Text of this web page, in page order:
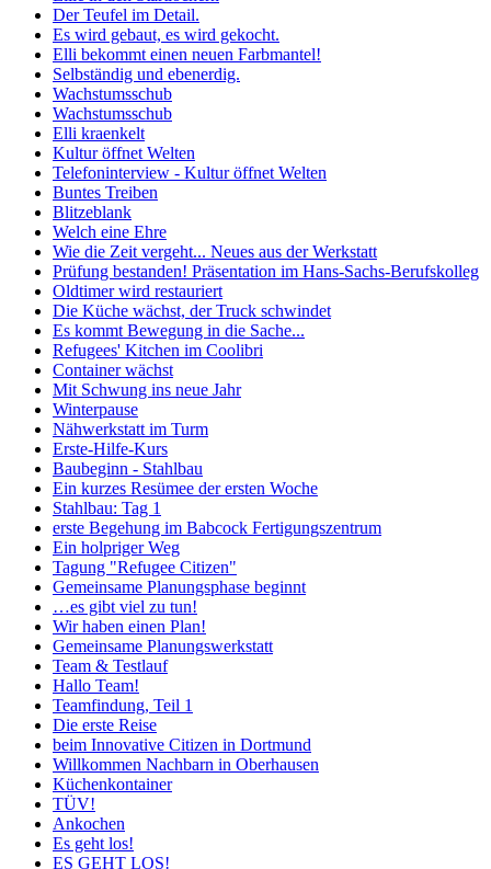
Der Teufel im Detail.
Es wird gebaut, es wird gekocht.
Elli bekommt einen neuen Farbmantel!
Selbständig und ebenerdig.
Wachstumsschub
Wachstumsschub
Elli kraenkelt
Kultur öffnet Welten
Telefoninterview - Kultur öffnet Welten
Buntes Treiben
Blitzeblank
Welch eine Ehre
Wie die Zeit vergeht... Neues aus der Werkstatt
Prüfung bestanden! Präsentation im Hans-Sachs-Berufskolleg
Oldtimer wird restauriert
Die Küche wächst, der Truck schwindet
Es kommt Bewegung in die Sache...
Refugees' Kitchen im Coolibri
Container wächst
Mit Schwung ins neue Jahr
Winterpause
Nähwerkstatt im Turm
Erste-Hilfe-Kurs
Baubeginn - Stahlbau
Ein kurzes Resümee der ersten Woche
Stahlbau: Tag 1
erste Begehung im Babcock Fertigungszentrum
Ein holpriger Weg
Tagung "Refugee Citizen"
Gemeinsame Planungsphase beginnt
…es gibt viel zu tun!
Wir haben einen Plan!
Gemeinsame Planungswerkstatt
Team & Testlauf
Hallo Team!
Teamfindung, Teil 1
Die erste Reise
beim Innovative Citizen in Dortmund
Willkommen Nachbarn in Oberhausen
Küchenkontainer
TÜV!
Ankochen
Es geht los!
ES GEHT LOS!